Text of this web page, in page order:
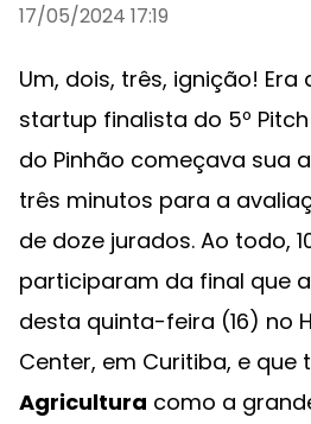
17/05/2024 17:19
Um, dois, três, ignição!
startup finalista do 5º
do Pinhão começava sua
três minutos para a
de doze jurados. Ao todo,
participaram da final que
desta quinta-feira (16) no
Center, em Curitiba, e que
Agricultura como a